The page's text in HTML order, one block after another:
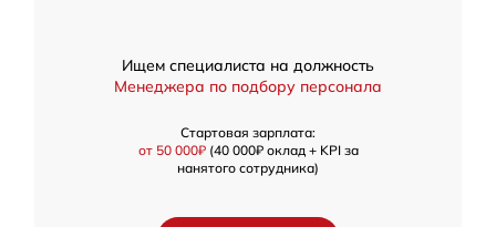
Ищем специалиста на должность
Менеджера по подбору персонала
Стартовая зарплата:
от 50 000₽(40 000₽ оклад + KPI за
нанятого сотрудника)